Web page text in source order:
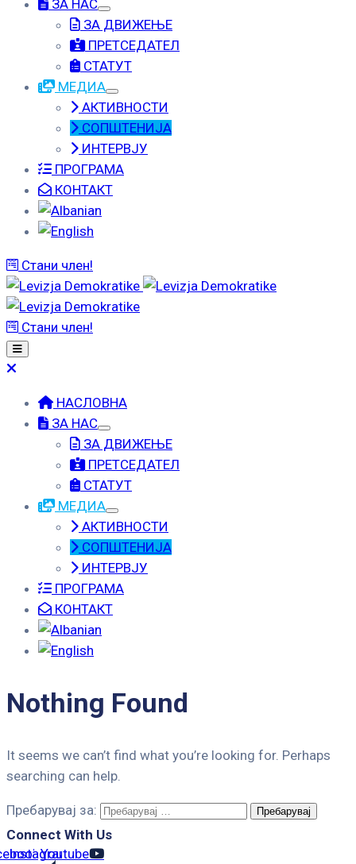
ЗА НАС
ЗА ДВИЖЕЊЕ
ПРЕТСЕДАТЕЛ
СТАТУТ
МЕДИА
АКТИВНОСТИ
СОПШТЕНИЈА
ИНТЕРВЈУ
ПРОГРАМА
КОНТАКТ
Стани член!
Стани член!
НАСЛОВНА
ЗА НАС
ЗА ДВИЖЕЊЕ
ПРЕТСЕДАТЕЛ
СТАТУТ
МЕДИА
АКТИВНОСТИ
СОПШТЕНИЈА
ИНТЕРВЈУ
ПРОГРАМА
КОНТАКТ
Nothing Found
It seems we can’t find what you’re looking for. Perhaps
searching can help.
Пребарувај за:
Connect With Us
Instagram
Youtube